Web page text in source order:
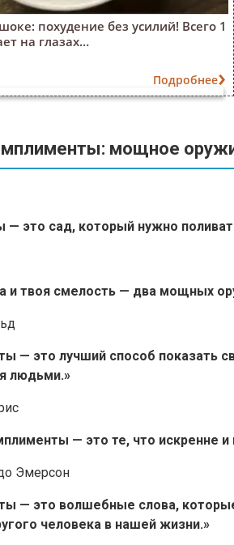
похудение без усилий! Всего 1
на глазах…
Подробнее
мощное
это сад, который нужно
и твоя смелость — два мощных
— это лучший способ показать
людьми.»
— это те, что искренне
Эмерсон
— это волшебные слова,
человека в нашей жизни.»